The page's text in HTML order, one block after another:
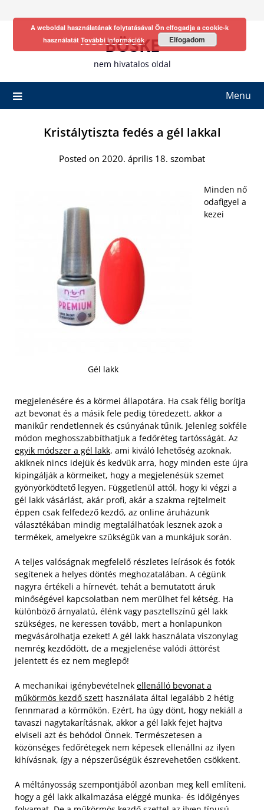
BÖSKE
nem hivatalos oldal
Menu
Kristálytiszta fedés a gél lakkal
Posted on 2020. április 18. szombat
Gél lakk
Minden nő
odafigyel a
kezei
megjelenésére és a körmei állapotára. Ha csak félig borítja
azt bevonat és a másik fele pedig töredezett, akkor a
manikűr rendetlennek és csúnyának tűnik. Jelenleg sokféle
módon meghosszabbíthatjuk a fedőréteg tartósságát. Az
egyik módszer a gél lakk, ami kiváló lehetőség azoknak,
akiknek nincs idejük és kedvük arra, hogy minden este újra
kipingálják a körmeiket, hogy a megjelenésük szemet
gyönyörködtető legyen. Függetlenül attól, hogy ki végzi a
gél lakk vásárlást, akár profi, akár a szakma rejtelmeit
éppen csak felfedező kezdő, az online áruházunk
választékában mindig megtalálhatóak lesznek azok a
termékek, amelyekre szükségük van a munkájuk során.
A teljes valóságnak megfelelő részletes leírások és fotók
segítenek a helyes döntés meghozatalában. A cégünk
nagyra értékeli a hírnevét, tehát a bemutatott áruk
minőségével kapcsolatban nem merülhet fel kétség. Ha
különböző árnyalatú, élénk vagy pasztellszínű gél lakk
szükséges, ne keressen tovább, mert a honlapunkon
megvásárolhatja ezeket! A gél lakk használata viszonylag
nemrég kezdődött, de a megjelenése valódi áttörést
jelentett és ez nem meglepő!
A mechanikai igénybevételnek ellenálló bevonat a
műkörmös kezdő szett használata által legalább 2 hétig
fennmarad a körmökön. Ezért, ha úgy dönt, hogy nekiáll a
tavaszi nagytakarításnak, akkor a gél lakk fejet hajtva
elviseli azt és behódol Önnek. Természetesen a
közönséges fedőrétegek nem képesek ellenállni az ilyen
kihívásnak, így a népszerűségük észrevehetően csökkent.
A méltányosság szempontjából azonban meg kell említeni,
hogy a gél lakk alkalmazása eléggé munka- és időigényes
A weboldal használatának folytatásával Ön elfogadja a cookie-k
használatát További információk Elfogadom